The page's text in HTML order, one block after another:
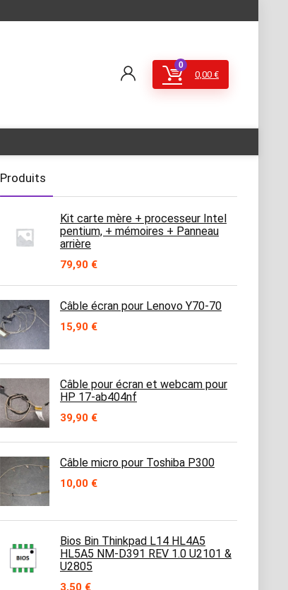
0
0,00 €
Produits
Kit carte mère + processeur Intel
pentium, + mémoires + Panneau
arrière
79,90 €
Câble écran pour Lenovo Y70-70
15,90 €
Câble pour écran et webcam pour
HP 17-ab404nf
39,90 €
Câble micro pour Toshiba P300
10,00 €
Bios Bin Thinkpad L14 HL4A5
HL5A5 NM-D391 REV 1.0 U2101 &
U2805
3,50 €